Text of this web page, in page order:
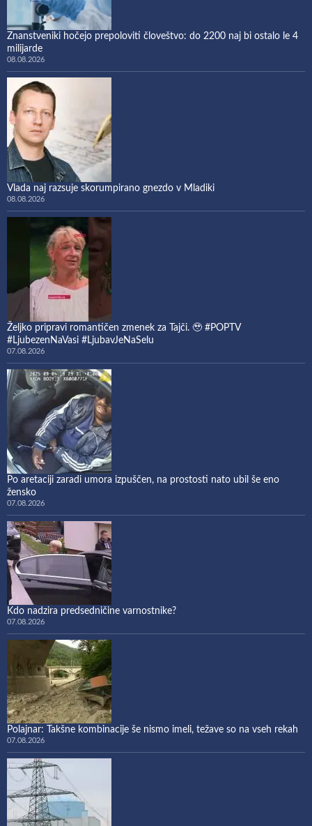
Znanstveniki hočejo prepoloviti človeštvo: do 2200 naj bi ostalo le 4
milijarde
08.08.2026
Vlada naj razsuje skorumpirano gnezdo v Mladiki
08.08.2026
Željko pripravi romantičen zmenek za Tajči. 🥹 #POPTV
#LjubezenNaVasi #LjubavJeNaSelu
07.08.2026
Po aretaciji zaradi umora izpuščen, na prostosti nato ubil še eno
žensko
07.08.2026
Kdo nadzira predsedničine varnostnike?
07.08.2026
Polajnar: Takšne kombinacije še nismo imeli, težave so na vseh rekah
07.08.2026